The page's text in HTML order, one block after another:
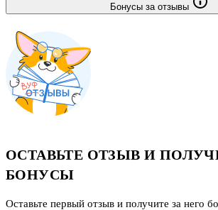
Бонусы за отзывы
ОСТАВЬТЕ ОТЗЫВ И
БОНУСЫ
Оставьте первый отзыв и получите за него